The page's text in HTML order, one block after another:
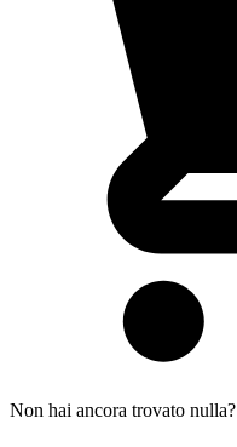
Non hai ancora trovato nulla?